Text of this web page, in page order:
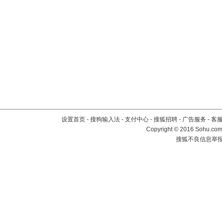
设置首页 - 搜狗输入法 - 支付中心 - 搜狐招聘 - 广告服务 - 客
Copyright©2016
搜狐不良信息举